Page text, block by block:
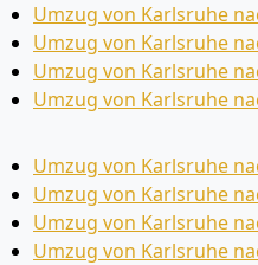
Umzug von Karlsruhe
Umzug von Karlsruhe
Umzug von Karlsruhe
Umzug von Karlsruhe
Umzug von Karlsruhe
Umzug von Karlsruhe
Umzug von Karlsruhe
Umzug von Karlsruhe